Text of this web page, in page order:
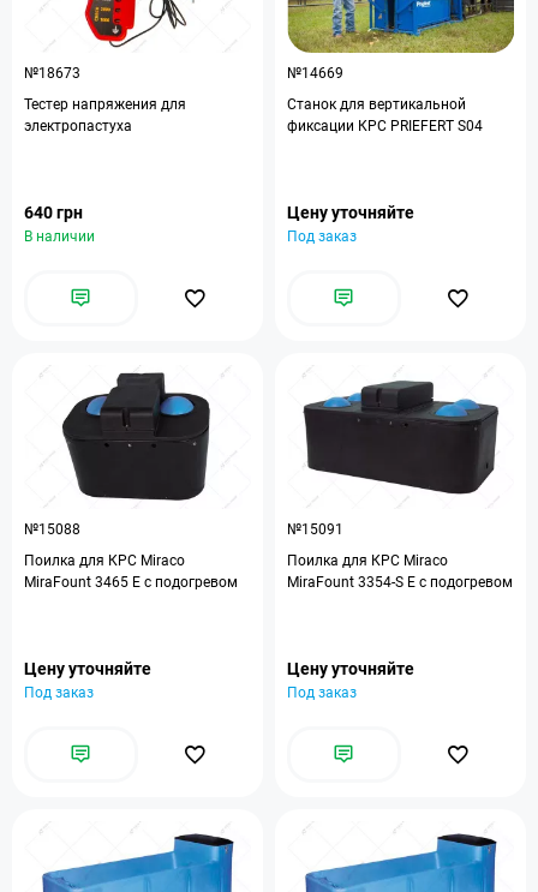
№18673
Тестер напряжения для
электропастуха
640 грн
В наличии
№14669
Станок для вертикальной
фиксации КРС PRIEFERT S04
Цену уточняйте
Под заказ
№15088
Поилка для КРС Miraco
MiraFount 3465 E с подогревом
Цену уточняйте
Под заказ
№15091
Поилка для КРС Miraco
MiraFount 3354-S E с подогревом
Цену уточняйте
Под заказ